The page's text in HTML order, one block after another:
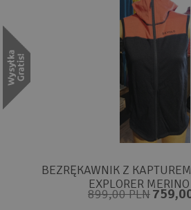
BEZRĘKAWNIK Z
EXPLORER MERINO
899,00 PLN